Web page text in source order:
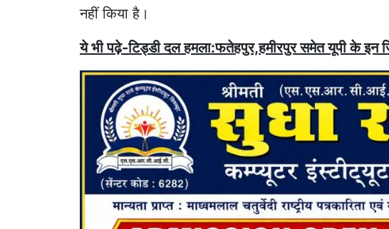
नहीं किया है।
ये भी पढ़े-टिड्डी दल हमला:फतेहपुर,हमीरपुर समेत यूपी के इन